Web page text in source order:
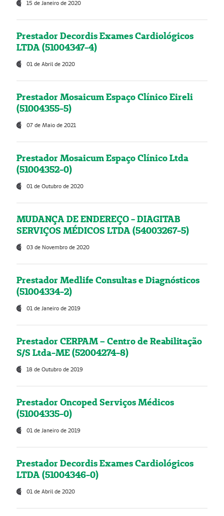
15 de Janeiro de 2020
Prestador Decordis Exames Cardiológicos
LTDA (51004347-4)
01 de Abril de 2020
Prestador Mosaicum Espaço Clínico Eireli
(51004355-5)
07 de Maio de 2021
Prestador Mosaicum Espaço Clínico Ltda
(51004352-0)
01 de Outubro de 2020
MUDANÇA DE ENDEREÇO - DIAGITAB
SERVIÇOS MÉDICOS LTDA (54003267-5)
03 de Novembro de 2020
Prestador Medlife Consultas e Diagnósticos
(51004334-2)
01 de Janeiro de 2019
Prestador CERPAM – Centro de Reabilitação
S/S Ltda-ME (52004274-8)
18 de Outubro de 2019
Prestador Oncoped Serviços Médicos
(51004335-0)
01 de Janeiro de 2019
Prestador Decordis Exames Cardiológicos
LTDA (51004346-0)
01 de Abril de 2020